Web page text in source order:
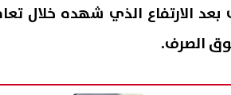
وذلك بعد الارتفاع الذي شهده خلال
الصرف.